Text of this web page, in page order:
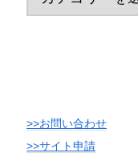
>>お問い合わせ
>>サイト申請